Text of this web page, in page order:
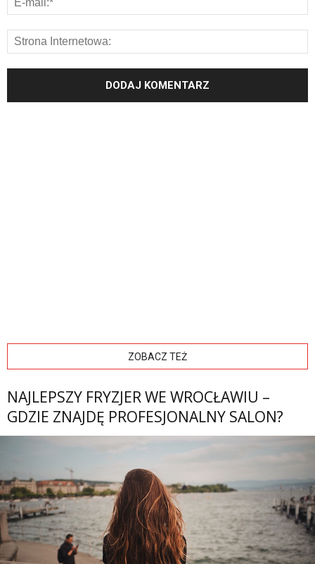
ZOBACZ TEŻ
NAJLEPSZY FRYZJER WE WROCŁAWIU –
GDZIE ZNAJDĘ PROFESJONALNY SALON?